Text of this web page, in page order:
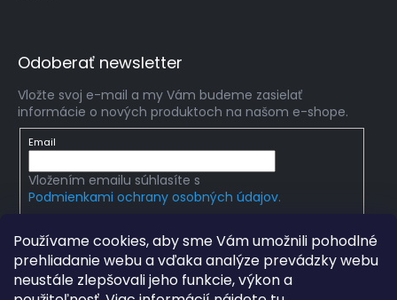
Používame cookies, aby sme Vám umožnili pohodlné
prehliadanie webu a vďaka analýze prevádzky webu
neustále zlepšovali jeho funkcie, výkon a
Odoberať newsletter
Vložte svoj e-mail a my Vám budeme zasielať
informácie o nových produktoch na našom e-shope.
Email
Vložením emailu súhlasíte s
Podmienkami ochrany osobných údajov.